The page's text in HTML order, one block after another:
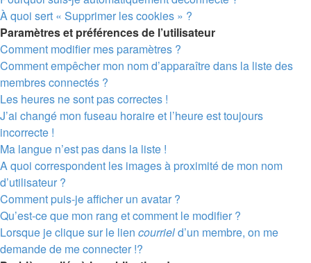
À quoi sert « Supprimer les cookies » ?
Paramètres et préférences de l’utilisateur
Comment modifier mes paramètres ?
Comment empêcher mon nom d’apparaître dans la liste des
membres connectés ?
Les heures ne sont pas correctes !
J’ai changé mon fuseau horaire et l’heure est toujours
incorrecte !
Ma langue n’est pas dans la liste !
A quoi correspondent les images à proximité de mon nom
d’utilisateur ?
Comment puis-je afficher un avatar ?
Qu’est-ce que mon rang et comment le modifier ?
Lorsque je clique sur le lien courrield’un membre, on me
demande de me connecter !?